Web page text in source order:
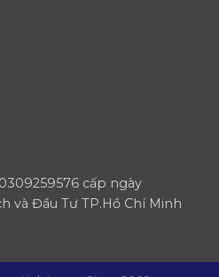
cấp ngày
và Đầu Tư TP.Hồ Chí Minh